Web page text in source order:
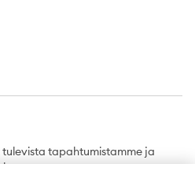
tapahtumistamme ja